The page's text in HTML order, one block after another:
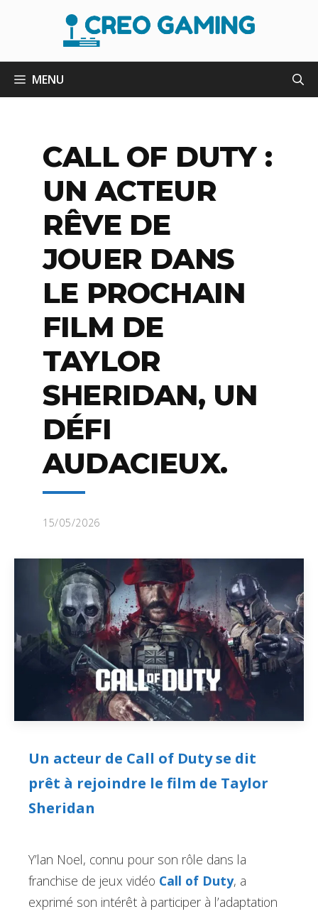
MENU
CALL OF DUTY :
UN ACTEUR
RÊVE DE
JOUER DANS
LE PROCHAIN
FILM DE
TAYLOR
SHERIDAN, UN
DÉFI
AUDACIEUX.
15/05/2026
Un acteur de Call of Duty se dit
prêt à rejoindre le film de Taylor
Sheridan
Y’lan Noel, connu pour son rôle dans la
franchise de jeux vidéo Call of Duty, a
exprimé son intérêt à participer à l’adaptation